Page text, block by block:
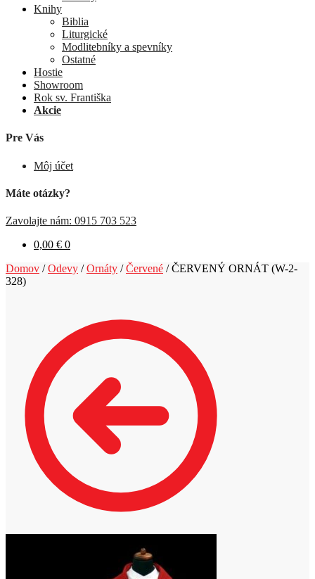
Knihy
Biblia
Liturgické
Modlitebníky a spevníky
Ostatné
Hostie
Showroom
Rok sv. Františka
Akcie
Pre Vás
Môj účet
Máte otázky?
Zavolajte nám: 0915 703 523
0,00 € 0
Domov /Odevy /Ornáty /Červené /ČERVENÝ ORNÁT (W-2-
328)